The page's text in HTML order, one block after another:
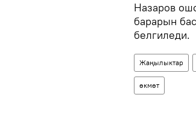
Назаров
барарын
белгиледи.
Жаңылыктар
өкмөт